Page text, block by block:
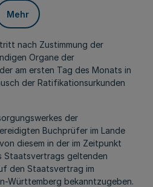
Mehr
nach Zustimmung der
Organe der
am ersten Tag des Monats in
der Ratifikationsurkunden
der
Buchprüfer im Lande
diesem in der im Zeitpunkt
Staatsvertrags geltenden
den Staatsvertrag im
Württemberg bekanntzugeben.